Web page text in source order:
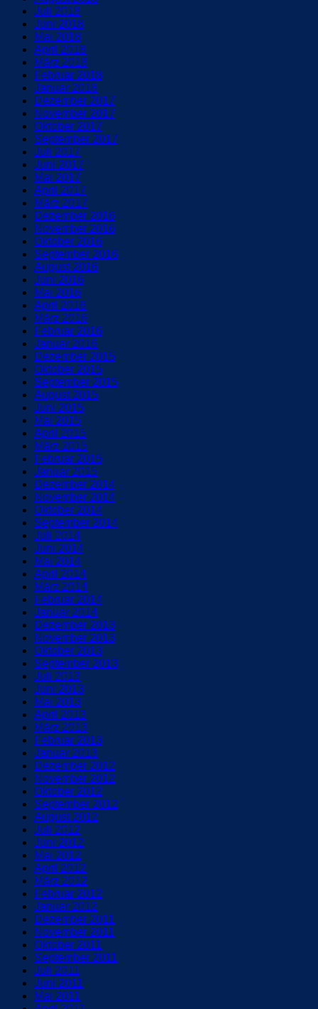
Juli 2018
Juni 2018
Mai 2018
April 2018
März 2018
Februar 2018
Januar 2018
Dezember 2017
November 2017
Oktober 2017
September 2017
Juli 2017
Juni 2017
Mai 2017
April 2017
März 2017
Dezember 2016
November 2016
Oktober 2016
September 2016
August 2016
Juni 2016
Mai 2016
April 2016
März 2016
Februar 2016
Januar 2016
Dezember 2015
Oktober 2015
September 2015
August 2015
Juni 2015
Mai 2015
April 2015
März 2015
Februar 2015
Januar 2015
Dezember 2014
November 2014
Oktober 2014
September 2014
Juli 2014
Juni 2014
Mai 2014
April 2014
März 2014
Februar 2014
Januar 2014
Dezember 2013
November 2013
Oktober 2013
September 2013
Juli 2013
Juni 2013
Mai 2013
April 2013
März 2013
Februar 2013
Januar 2013
Dezember 2012
November 2012
Oktober 2012
September 2012
August 2012
Juli 2012
Juni 2012
Mai 2012
April 2012
März 2012
Februar 2012
Januar 2012
Dezember 2011
November 2011
Oktober 2011
September 2011
Juli 2011
Juni 2011
Mai 2011